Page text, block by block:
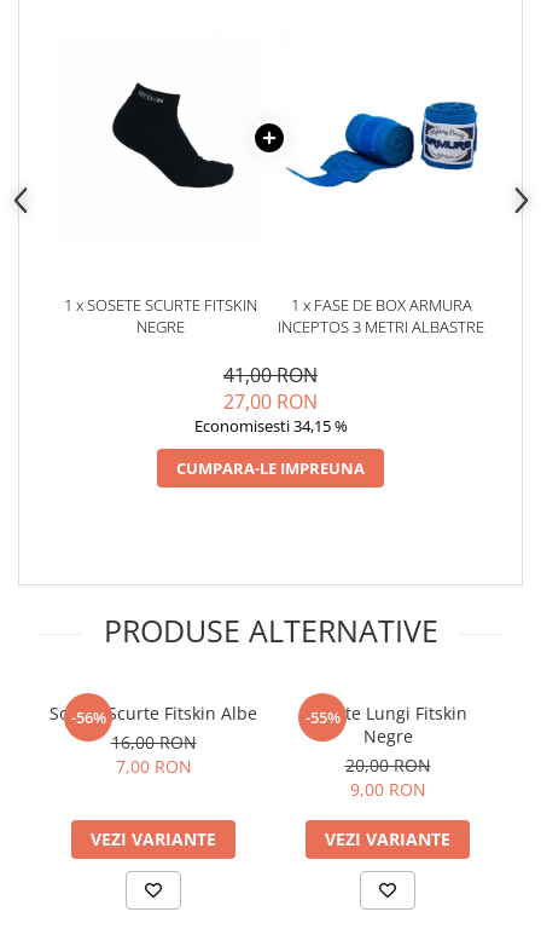
1 x SOSETE SCURTE FITSKIN
NEGRE
1 x FASE DE BOX ARMURA
INCEPTOS 3 METRI ALBASTRE
41,00 RON
27,00 RON
Economisesti 34,15 %
CUMPARA-LE IMPREUNA
PRODUSE ALTERNATIVE
-56%
Sosete Scurte Fitskin Albe
16,00 RON
7,00 RON
VEZI VARIANTE
-55%
Sosete Lungi Fitskin
Negre
20,00 RON
9,00 RON
VEZI VARIANTE